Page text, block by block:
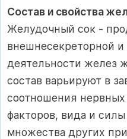
Состав и свойства
Желудочный сок -
внешнесекреторной и
деятельности желез
состав варьируют в
соотношения
факторов, вида и
множества других